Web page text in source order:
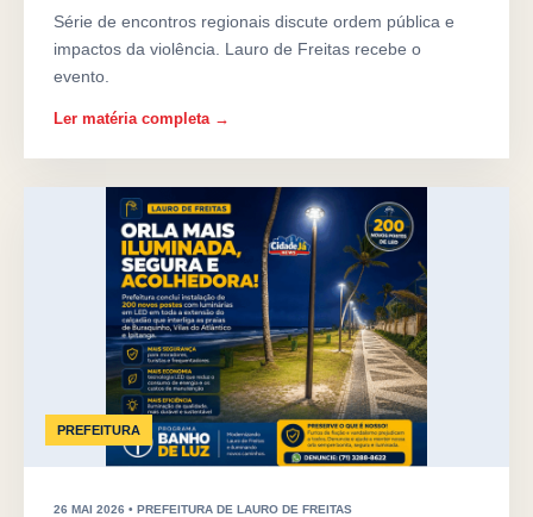
Série de encontros regionais discute ordem pública e
impactos da violência. Lauro de Freitas recebe o
evento.
Ler matéria completa →
PREFEITURA
26 MAI 2026 • PREFEITURA DE LAURO DE FREITAS